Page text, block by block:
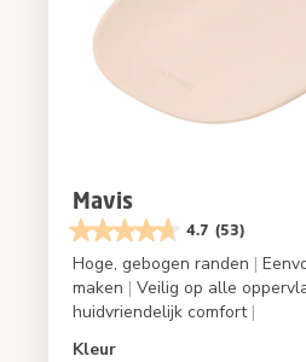
Mavis
4.7 (53)
Hoge, gebogen randen |
maken | Veilig op alle
huidvriendelijk comfort |
Kleur